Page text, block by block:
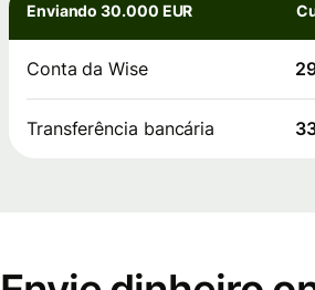
Enviando 30.000 EUR
Conta da Wise
Transferência bancária